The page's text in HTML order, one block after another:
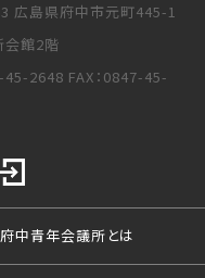
広島県府中市元町445-1
会館2階
45-2648 FAX：0847-45-
府中青年会議所とは